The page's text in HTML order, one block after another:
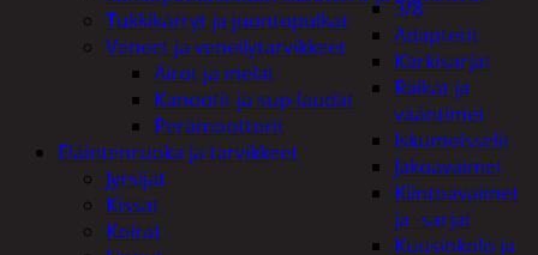
3/8
Adapterit
Kärkisarjat
Räikät ja
vääntimet
Iskumeisselit
Jakoavaimet
Kiintoavaimet
ja -sarjat
Kuusiokolo ja
Tukkikärryt ja juontopulkat
Veneet ja veneilytarvikkeet
Airot ja melat
Kanootit ja sup-laudat
Perämoottorit
Eläintenruoka ja tarvikkeet
Jyrsijät
Kissat
Koirat